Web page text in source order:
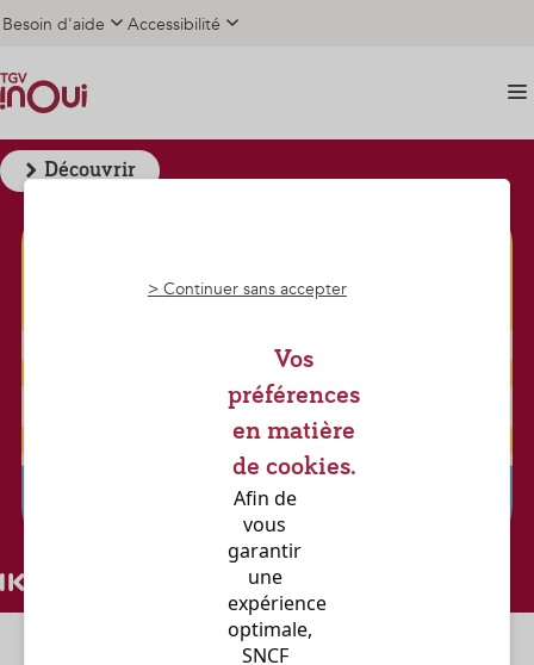
> Continuer sans accepter
Vos
préférences
en matière
de cookies.
Afin de
vous
garantir
une
expérience
optimale,
SNCF
Aller au contenu principal
Aller au pied de page
Aller aux cookies
Besoin d'aide Accessibilité
Plongez dans l'été
avec TGV INOUI
Découvrir
La grande vitesse à la française...